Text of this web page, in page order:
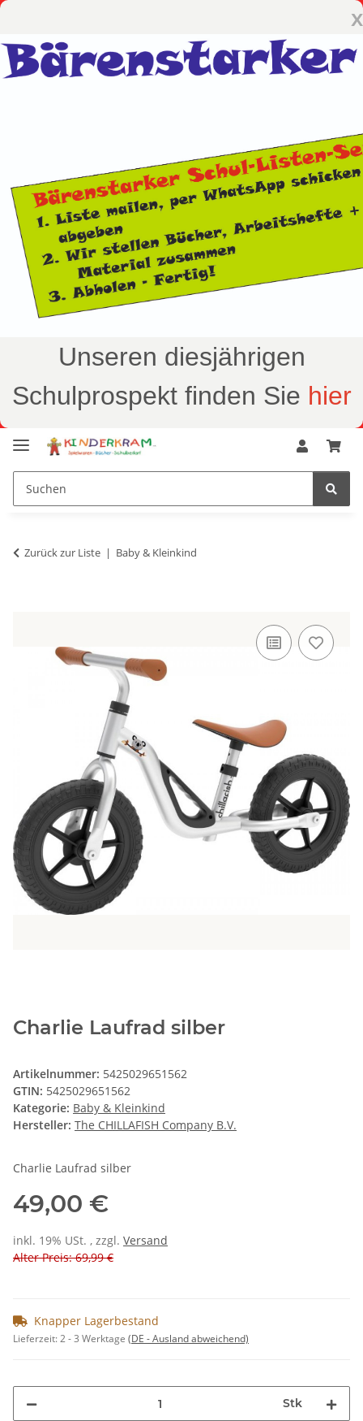
x
Unseren diesjährigen
Schulprospekt finden Sie hier
Zurück zur Liste Baby & Kleinkind
Charlie Laufrad silber
Artikelnummer: 5425029651562
GTIN: 5425029651562
Kategorie: Baby & Kleinkind
Hersteller: The CHILLAFISH Company B.V.
Charlie Laufrad silber
49,00 €
inkl. 19% USt. , zzgl. Versand
Alter Preis: 69,99 €
Knapper Lagerbestand
Lieferzeit:2 - 3 Werktage (DE - Ausland abweichend)
Stk